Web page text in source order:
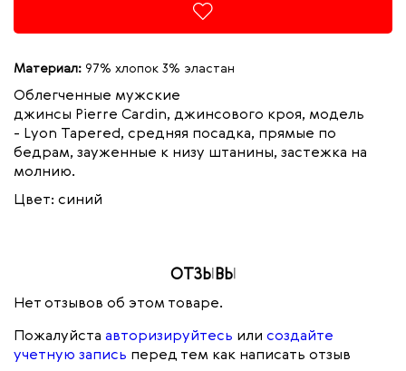
Материал: 97% хлопок 3% эластан
Облегченные мужские
джинсы Pierre Cardin, джинсового кроя, модель
- Lyon Tapered, средняя посадка, прямые по
бедрам, зауженные к низу штанины, застежка на
молнию.
Цвет: синий
ОТЗЫВЫ
Нет отзывов об этом товаре.
Пожалуйста авторизируйтесь или создайте
учетную запись перед тем как написать отзыв